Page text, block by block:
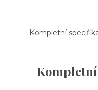
Kompletní